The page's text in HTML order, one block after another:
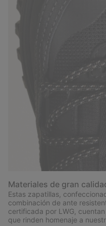
Materiales de gran
Estas zapatillas,
combinación de ante
certificada por LWG,
que rinden homenaje a